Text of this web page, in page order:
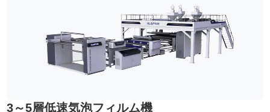
3～5層低速気泡フィルム機